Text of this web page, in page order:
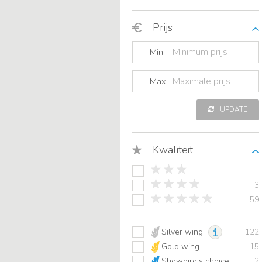
Prijs
Min
Max
UPDATE
Kwaliteit
3
59
Silver wing
122
Gold wing
15